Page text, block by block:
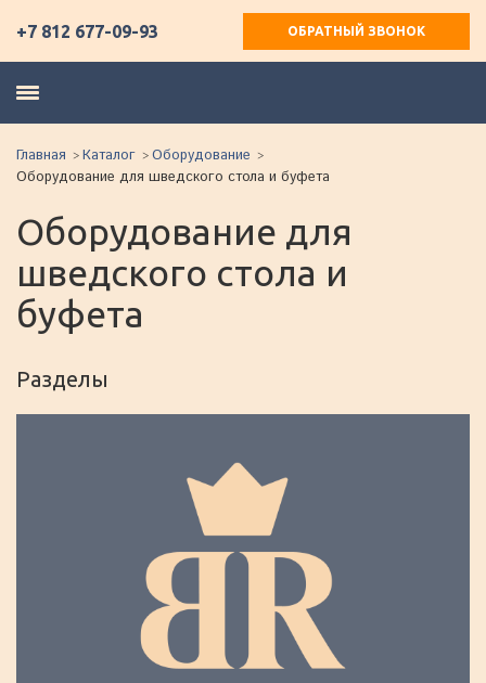
+7 812 677-09-93 ОБРАТНЫЙ ЗВОНОК
Главная Каталог
Оборудование
Оборудование для шведского стола и буфета
Оборудование для
шведского стола и
буфета
Разделы